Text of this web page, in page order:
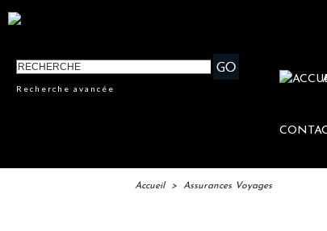
Recherche avancée
Accueil > Assurances Voyages